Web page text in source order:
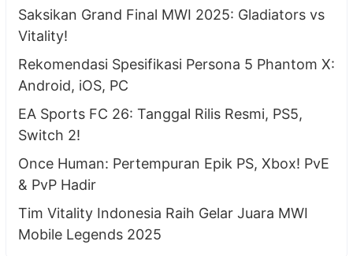
Saksikan Grand Final MWI 2025: Gladiators vs
Vitality!
Rekomendasi Spesifikasi Persona 5 Phantom X:
Android, iOS, PC
EA Sports FC 26: Tanggal Rilis Resmi, PS5,
Switch 2!
Once Human: Pertempuran Epik PS, Xbox! PvE
& PvP Hadir
Tim Vitality Indonesia Raih Gelar Juara MWI
Mobile Legends 2025